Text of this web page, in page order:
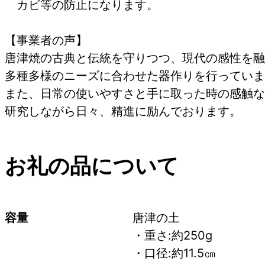
カビ等の防止になりま
【事業者の声】
唐津焼の古典と伝統を守りつつ、現代の感性を
多種多様のニーズに合わせた器作りを行っていま
また、日常の使いやすさと手に取った時の感触
研究しながら日々、精進に励んでおります。
お礼の品について
容量
唐津の土
・重さ:約250g
・口径:約11.5㎝